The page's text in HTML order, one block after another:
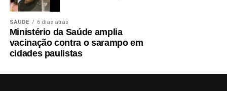
SAÚDE 6 dias atrás
Ministério da Saúde amplia
vacinação contra o sarampo em
cidades paulistas